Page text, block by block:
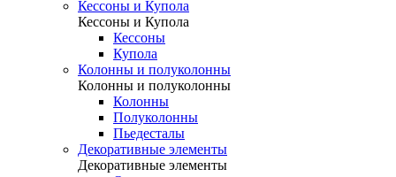
Кессоны и Купола
Кессоны и Купола
Кессоны
Купола
Колонны и полуколонны
Колонны и полуколонны
Колонны
Полуколонны
Пьедесталы
Декоративные элементы
Декоративные элементы